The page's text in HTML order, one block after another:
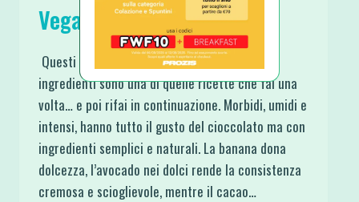
Vegan 4 Ingredienti
Questi brownies al cacao proteici e vegan 4
ingredienti sono una di quelle ricette che fai una
volta… e poi rifai in continuazione. Morbidi, umidi e
intensi, hanno tutto il gusto del cioccolato ma con
ingredienti semplici e naturali. La banana dona
dolcezza, l’avocado nei dolci rende la consistenza
cremosa e scioglievole, mentre il cacao…